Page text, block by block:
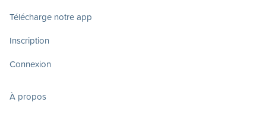
Télécharge notre app
Inscription
Connexion
À propos